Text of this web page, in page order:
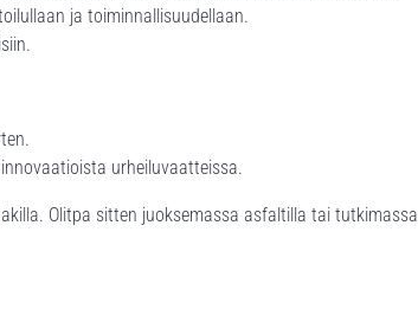
ja toiminnallisuudellaan.
urheiluvaatteissa.
Olitpa sitten juoksemassa asfaltilla tai tutkimassa